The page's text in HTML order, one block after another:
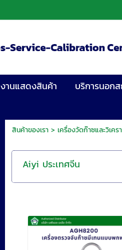
งานแสดงสินค้า บริการนอก
สินค้าของเรา> เครื่องวัดก๊าซและวิเ
Aiyi ประเทศจีน